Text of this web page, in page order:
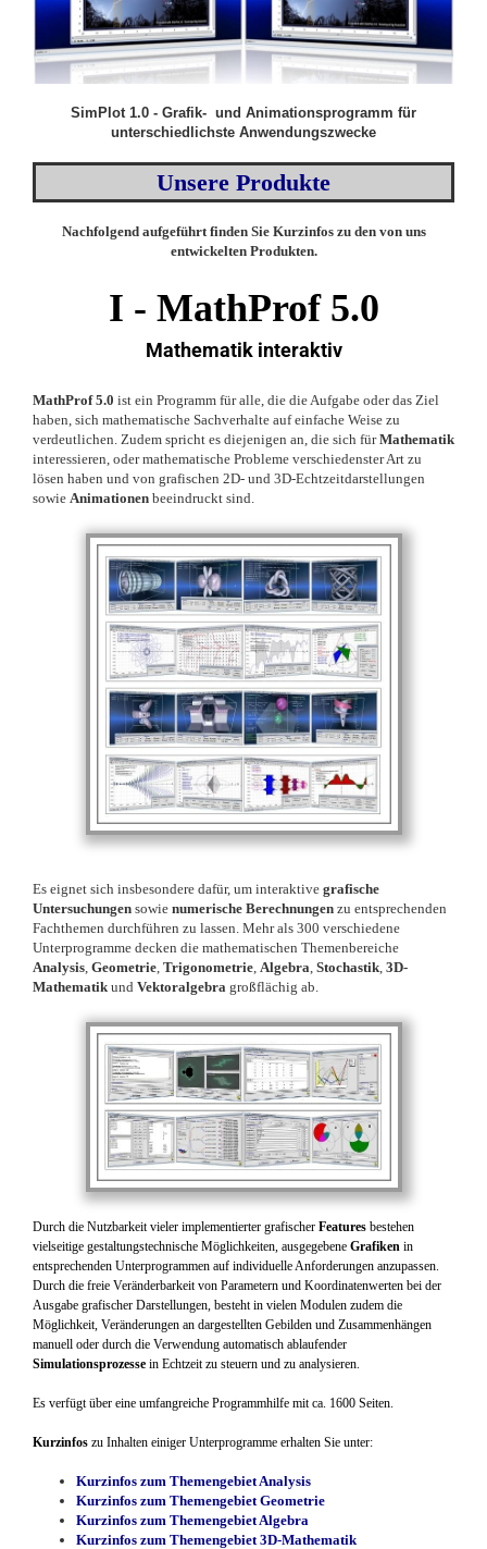
SimPlot 1.0 - Grafik- und Animationsprogramm für
unterschiedlichste Anwendungszwecke
Unsere Produkte
Nachfolgend aufgeführt finden Sie Kurzinfos zu den von uns
entwickelten Produkten.
I - MathProf 5.0
Mathematik interaktiv
MathProf 5.0 ist ein Programm für alle, die die Aufgabe oder das Ziel
haben, sich mathematische Sachverhalte auf einfache Weise zu
verdeutlichen. Zudem spricht es diejenigen an, die sich fürMathematik
interessieren, oder mathematische Probleme verschiedenster Art zu
lösen haben und von grafischen 2D- und 3D-Echtzeitdarstellungen
sowie Animationen beeindruckt sind.
Es eignet sich insbesondere dafür, um interaktive grafische
Untersuchungen sowie numerische Berechnungen zu entsprechenden
Fachthemen durchführen zu lassen. Mehr als 300 verschiedene
Unterprogramme decken die mathematischen Themenbereiche
Analysis Geometrie Trigonometrie Algebra Stochastik 3D-
Mathematik und Vektoralgebra großflächig ab.
Durch die Nutzbarkeit vieler implementierter grafischer Features bestehen
vielseitige gestaltungstechnische Möglichkeiten, ausgegebene Grafiken in
entsprechenden Unterprogrammen auf individuelle Anforderungen anzupassen.
Durch die freie Veränderbarkeit von Parametern und Koordinatenwerten bei der
Ausgabe grafischer Darstellungen, besteht in vielen Modulen zudem die
Möglichkeit, Veränderungen an dargestellten Gebilden und Zusammenhängen
manuell oder durch die Verwendung automatisch ablaufender
Simulationsprozesse in Echtzeit zu steuern und zu analysieren.
Es verfügt über eine umfangreiche Programmhilfe mit ca. 1600 Seiten.
Kurzinfos zu Inhalten einiger Unterprogramme erhalten Sie unter:
Kurzinfos zum Themengebiet Analysis
Kurzinfos zum Themengebiet Geometrie
Kurzinfos zum Themengebiet Algebra
Kurzinfos zum Themengebiet 3D-Mathematik